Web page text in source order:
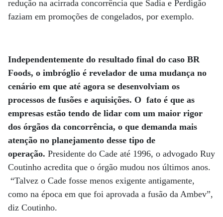
redução na acirrada concorrência que Sadia e Perdigão
faziam em promoções de congelados, por exemplo.
Independentemente do resultado final do caso BR
Foods, o imbróglio é revelador de uma mudança no
cenário em que até agora se desenvolviam os
processos de fusões e aquisições. O fato é que as
empresas estão tendo de lidar com um maior rigor
dos órgãos da concorrência, o que demanda mais
atenção no planejamento desse tipo de
operação. Presidente do Cade até 1996, o advogado Ruy
Coutinho acredita que o órgão mudou nos últimos anos.
“Talvez o Cade fosse menos exigente antigamente,
como na época em que foi aprovada a fusão da Ambev”,
diz Coutinho.